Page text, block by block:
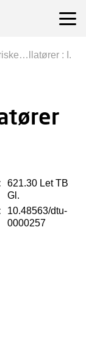
: I.
621.30 Let TB
Gl.
10.48563/dtu-
0000257